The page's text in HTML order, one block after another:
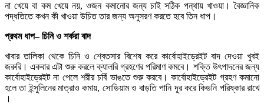
না খেয়ে বা কম খেয়ে নয়, ওজন কমানোর জন্য চাই সঠিক পন্থায় খাওয়া। বৈজ্ঞানিক
পদ্ধতিতে কখন কী খাওয়া উচিত তার জন্য অনুসরণ করতে হবে তিন ধাপ।
প্রথম ধাপ–চিনি ও শর্করা বাদ
খাবার তালিকা থেকে চিনি ও শ্বেতসার বিশেষ করে কার্বোহাইড্রেইট বাদ দেওয়া খুবই
জরুরি। একবার এটা শুরু করলে ক্যালরি গ্রহণের পরিমাণ কমবে। শক্তি উৎপাদনের জন্য
কার্বোহাইড্রেইট না পেলে শরীর চর্বি ভাঙতে শুরু করবে। কার্বোহাইড্রেইট গ্রহণ কমানো
হলে তা ইন্সুলিনের মাত্রাও কমায়, সোডিয়াম ও বাড়তি পানি দূর করে কিডনি পরিষ্কার রাখে
।